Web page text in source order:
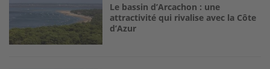
Le bassin d’Arcachon : une
attractivité qui rivalise avec la Côte
d’Azur